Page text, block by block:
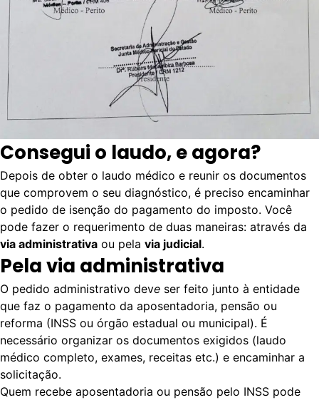
Consegui o laudo, e agora?
Depois de obter o laudo médico e reunir os documentos
que comprovem o seu diagnóstico, é preciso encaminhar
o pedido de isenção do pagamento do imposto. Você
pode fazer o requerimento de duas maneiras: através da
via administrativa ou pela via judicial.
Pela via administrativa
O pedido administrativo deve ser feito junto à entidade
que faz o pagamento da aposentadoria, pensão ou
reforma (INSS ou órgão estadual ou municipal). É
necessário organizar os documentos exigidos (laudo
médico completo, exames, receitas etc.) e encaminhar a
solicitação.
Quem recebe aposentadoria ou pensão pelo INSS pode